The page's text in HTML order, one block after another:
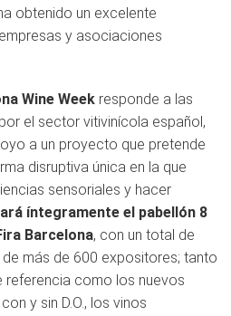
obtenido un excelente
y asociaciones
Wine Week responde a las
el sector vitivinícola español,
a un proyecto que pretende
disruptiva única en la que
sensoriales y hacer
íntegramente el pabellón 8
Barcelona, con un total de
más de 600 expositores; tanto
como los nuevos
y sin D.O., los vinos